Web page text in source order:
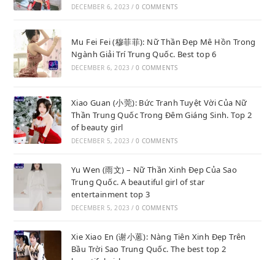
DECEMBER 6, 2023 / 0 COMMENTS
Mu Fei Fei (穆菲菲): Nữ Thần Đẹp Mê Hồn Trong
Ngành Giải Trí Trung Quốc. Best top 6
DECEMBER 6, 2023 / 0 COMMENTS
Xiao Guan (小莞): Bức Tranh Tuyệt Vời Của Nữ
Thần Trung Quốc Trong Đêm Giáng Sinh. Top 2
of beauty girl
DECEMBER 5, 2023 / 0 COMMENTS
Yu Wen (雨文) – Nữ Thần Xinh Đẹp Của Sao
Trung Quốc. A beautiful girl of star
entertainment top 3
DECEMBER 5, 2023 / 0 COMMENTS
Xie Xiao En (谢小蒽): Nàng Tiên Xinh Đẹp Trên
Bầu Trời Sao Trung Quốc. The best top 2